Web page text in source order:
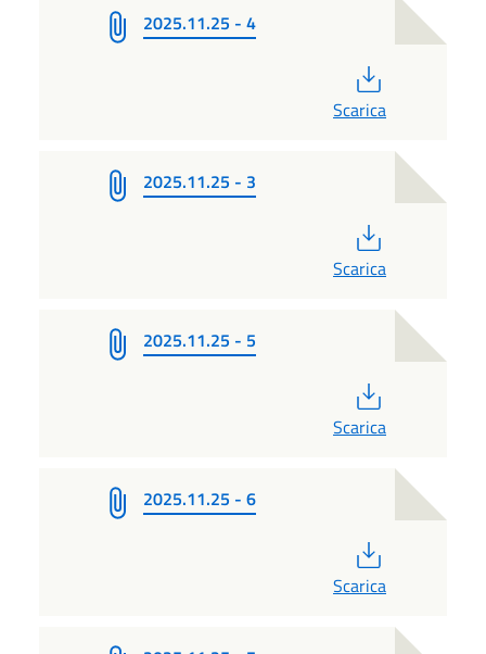
2025.11.25 - 4
Scarica
2025.11.25 - 3
Scarica
2025.11.25 - 5
Scarica
2025.11.25 - 6
Scarica